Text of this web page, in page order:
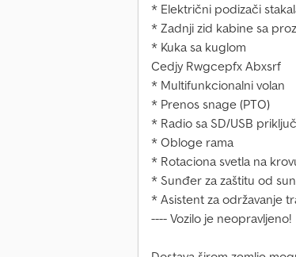
* Električni podizači
* Zadnji zid kabine sa
* Kuka sa kuglom
Cedjy Rwgcepfx Abxsrf
* Multifunkcionalni volan
* Prenos snage (PTO)
* Radio sa SD/USB
* Obloge rama
* Rotaciona svetla na
* Sunđer za zaštitu od
* Asistent za održavanje
---- Vozilo je neopravljeno!